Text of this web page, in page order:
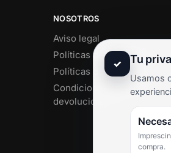
NOSOTROS
Aviso legal
Políticas de privacidad
Políticas de cookies
Condiciones de envío y
devoluciones
✓ Tu
Usamos
compra.